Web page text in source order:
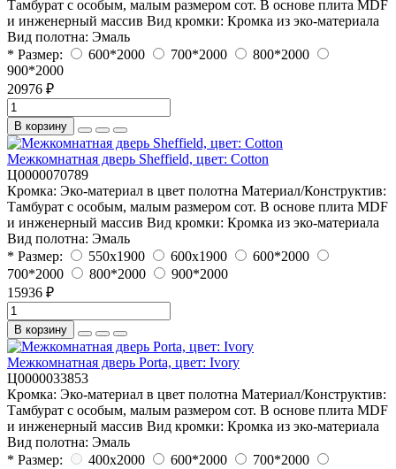
Тамбурат с особым, малым размером сот. В основе плита MDF
и инженерный массив Вид кромки: Кромка из эко-материала
Вид полотна: Эмаль
* Размер:
600*2000 700*2000
800*2000
900*2000
20976 ₽
В корзину
Межкомнатная дверь Sheffield, цвет: Cotton
Ц0000070789
Кромка: Эко-материал в цвет полотна Материал/Конструктив:
Тамбурат с особым, малым размером сот. В основе плита MDF
и инженерный массив Вид кромки: Кромка из эко-материала
Вид полотна: Эмаль
* Размер:
550x1900 600x1900
600*2000
700*2000
800*2000
900*2000
15936 ₽
В корзину
Межкомнатная дверь Porta, цвет: Ivory
Ц0000033853
Кромка: Эко-материал в цвет полотна Материал/Конструктив:
Тамбурат с особым, малым размером сот. В основе плита MDF
и инженерный массив Вид кромки: Кромка из эко-материала
Вид полотна: Эмаль
* Размер:
400x2000 600*2000
700*2000